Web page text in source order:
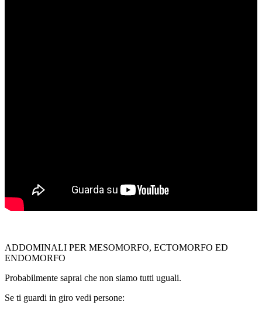
ADDOMINALI PER MESOMORFO, ECTOMORFO ED
ENDOMORFO
Probabilmente saprai che non siamo tutti uguali.
Se ti guardi in giro vedi persone: